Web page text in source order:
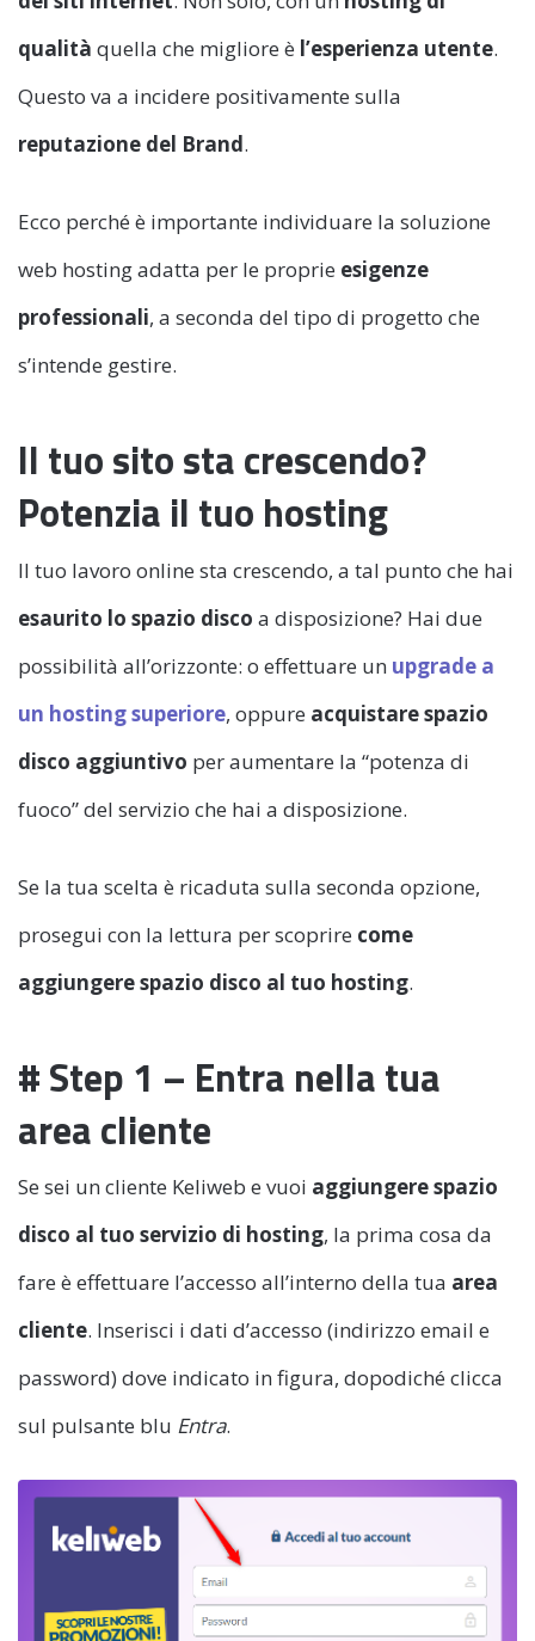
qualità quella che migliore è l’esperienza utente.
Questo va a incidere positivamente sulla
reputazione del Brand.
Ecco perché è importante individuare la soluzione
web hosting adatta per le proprie esigenze
professionali, a seconda del tipo di progetto che
s’intende gestire.
Il tuo sito sta crescendo?
Potenzia il tuo hosting
Il tuo lavoro online sta crescendo, a tal punto che hai
esaurito lo spazio disco a disposizione? Hai due
possibilità all’orizzonte: o effettuare un upgrade a
un hosting superiore, oppure acquistare spazio
disco aggiuntivo per aumentare la “potenza di
fuoco” del servizio che hai a disposizione.
Se la tua scelta è ricaduta sulla seconda opzione,
prosegui con la lettura per scoprire come
aggiungere spazio disco al tuo hosting.
# Step 1 – Entra nella tua
area cliente
Se sei un cliente Keliweb e vuoi aggiungere spazio
disco al tuo servizio di hosting, la prima cosa da
fare è effettuare l’accesso all’interno della tua area
cliente. Inserisci i dati d’accesso (indirizzo email e
password) dove indicato in figura, dopodiché clicca
sul pulsante blu Entra.